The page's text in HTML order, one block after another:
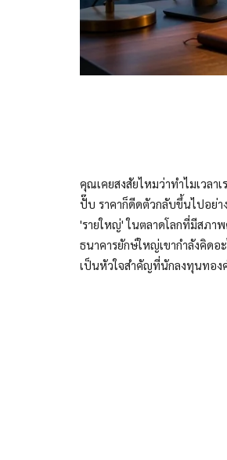
คุณเคยสงสัยไหมว่าทำไมเวล
ปั๊บ ราคาก็ดีดตัวกลับขึ้นไปอย่า
'รายใหญ่' ในตลาดโลกที่มีสภา
ธนาคารยักษ์ใหญ่เขากำลังคิด
เป็นหัวใจสำคัญที่นักลงทุนทอ